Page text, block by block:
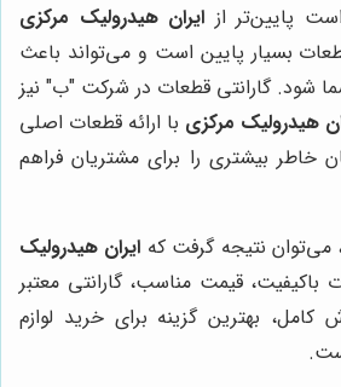
پایین‌تر از ایران هیدرولیک مرکزی
بسیار پایین است و می‌تواند باعث
شود. گارانتی قطعات در شرکت "ب" نیز
هیدرولیک مرکزی با ارائه قطعات اصلی
خاطر بیشتری را برای مشتریان فراهم
می‌توان نتیجه گرفت که ایران هیدرولیک
باکیفیت، قیمت مناسب، گارانتی معتبر
بهترین گزینه برای خرید لوازم